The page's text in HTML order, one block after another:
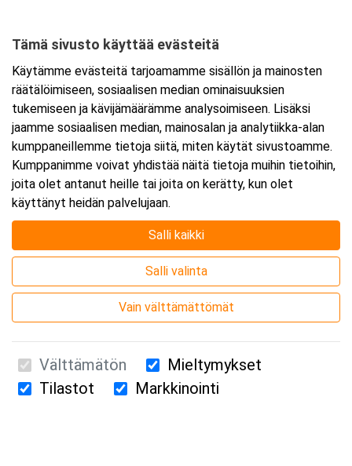
Tarkempi kartta ja ajo-ohjeet
Suomen Ensiapukoulutus Oy / Valimotie 21 / 00380 Helsinki
Tämä sivusto käyttää evästeitä
Käytämme evästeitä tarjoamamme sisällön ja mainosten
räätälöimiseen, sosiaalisen median ominaisuuksien
tukemiseen ja kävijämäärämme analysoimiseen. Lisäksi
jaamme sosiaalisen median, mainosalan ja analytiikka-alan
kumppaneillemme tietoja siitä, miten käytät sivustoamme.
Kumppanimme voivat yhdistää näitä tietoja muihin tietoihin,
joita olet antanut heille tai joita on kerätty, kun olet
käyttänyt heidän palvelujaan.
Salli kaikki
Salli valinta
Vain välttämättömät
Välttämätön
Mieltymykset
Tilastot
Markkinointi